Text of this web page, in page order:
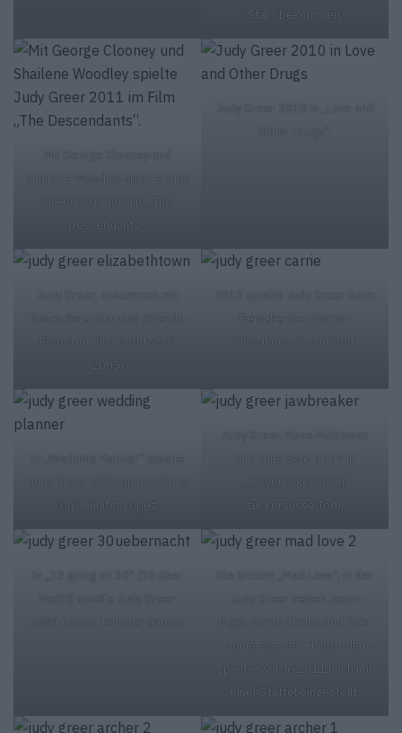
Star“ bekommen.
Mit George Clooney und
Shailene Woodley spielte Judy
Greer 2011 im Film „The
Descendants“.
Other Drugs“.
Susan Sarandon und Orlando
Bloom in „Elizabethtown“
(2005).
Remake des Horror-
Klassikers „Carrie“ mit.
In „Wedding Planner“ spielte
Judy Greer 2001 an der Seite
von Jennifer Lopez.
und Julie Benz 1999 in
„Jawbreaker“ (Der
zuckersüsse Tod).
In „13 going on 30“ (30 über
Nacht) spielte Judy Greer
2004 neben Jennifer Garner.
Judy Greer neben Jason
Biggs, Sarah Chalke und Tyler
Labine eine der Hauptrollen
spielte, wurde 2011 nach nur
einer Staffel eingestellt.